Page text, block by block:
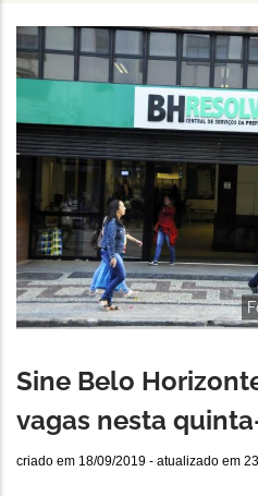
navegação
Sine Belo
vagas nesta
criado em 18/09/2019 - atualizado em